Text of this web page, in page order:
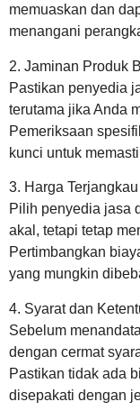
memuaskan dan
menangani
2. Jaminan Produk
Pastikan penyedia
terutama jika Anda
Pemeriksaan
kunci untuk
3. Harga
Pilih penyedia jasa
akal, tetapi tetap
Pertimbangkan
yang mungkin
4. Syarat dan
Sebelum
dengan cermat
Pastikan tidak ada
disepakati dengan